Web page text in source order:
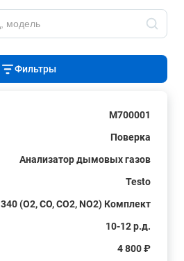
Фильтры
M700001
Поверка
Анализатор дымовых газов
Testo
340 (O2, CO, CO2, NO2) Комплект
10-12 р.д.
4 800 ₽